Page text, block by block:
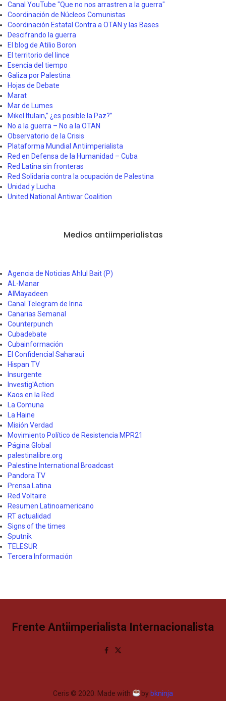
Canal YouTube "Que no nos arrastren a la guerra"
Coordinación de Núcleos Comunistas
Coordinación Estatal Contra a OTAN y las Bases
Descifrando la guerra
El blog de Atilio Boron
El territorio del lince
Esencia del tiempo
Galiza por Palestina
Hojas de Debate
Marat
Mar de Lumes
Mikel Itulain,” ¿es posible la Paz?”
No a la guerra – No a la OTAN
Observatorio de la Crisis
Plataforma Mundial Antiimperialista
Red en Defensa de la Humanidad – Cuba
Red Latina sin fronteras
Red Solidaria contra la ocupación de Palestina
Unidad y Lucha
United National Antiwar Coalition
Medios antiimperialistas
Agencia de Noticias Ahlul Bait (P)
AL-Manar
AlMayadeen
Canal Telegram de Irina
Canarias Semanal
Counterpunch
Cubadebate
Cubainformación
El Confidencial Saharaui
Hispan TV
Insurgente
Investig'Action
Kaos en la Red
La Comuna
La Haine
Misión Verdad
Movimiento Político de Resistencia MPR21
Página Global
palestinalibre.org
Palestine International Broadcast
Pandora TV
Prensa Latina
Red Voltaire
Resumen Latinoamericano
RT actualidad
Signs of the times
Sputnik
TELESUR
Tercera Información
Frente Antiimperialista Internacionalista
Ceris © 2020. Made with by bkninja